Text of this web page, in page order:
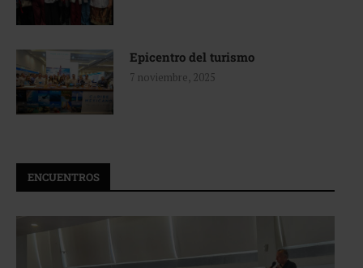
Epicentro del turismo
7 noviembre, 2025
ENCUENTROS